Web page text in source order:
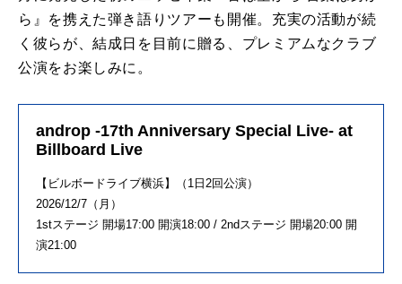
ら』
を携えた弾き語りツアーも 開催。充実の活動が続
く 彼らが、結成日 を 目前に贈る、プレミアムなクラブ
公演をお楽しみに。
androp -17th Anniversary Special Live- at
Billboard Live
【 ビルボードライブ横浜】（1日2回公演）
2026/12/7（月）
1stステージ 開場17:00 開演18:00 / 2ndステージ 開場20:00 開
演21:00